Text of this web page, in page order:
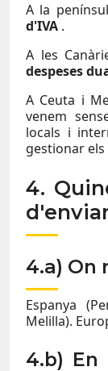
A la
d'IVA .
A les
despeses
A Ceuta i
venem
locals i
gestionar
4.
4.a) On
Espanya
Melilla).
4.b)